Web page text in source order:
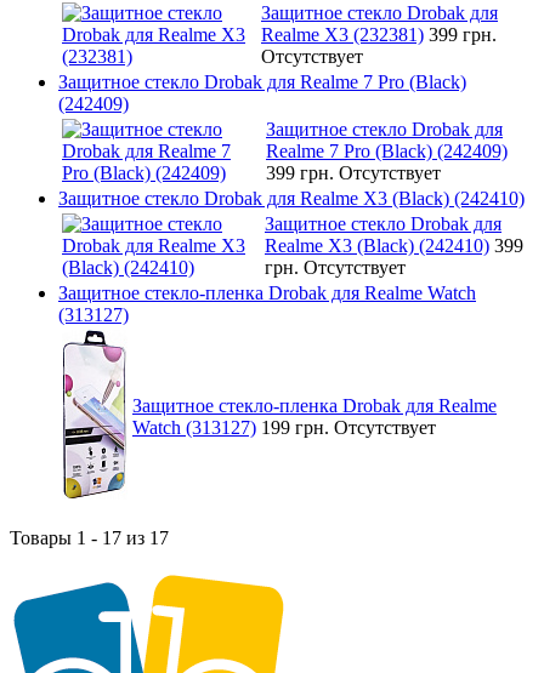
Защитное стекло Drobak для
Realme X3 (232381) 399 грн.
Отсутствует
Защитное стекло Drobak для Realme 7 Pro (Black)
(242409)
Защитное стекло Drobak для
Realme 7 Pro (Black) (242409)
399 грн. Отсутствует
Защитное стекло Drobak для Realme X3 (Black) (242410)
Защитное стекло Drobak для
Realme X3 (Black) (242410) 399
грн. Отсутствует
Защитное стекло-пленка Drobak для Realme Watch
(313127)
Защитное стекло-пленка Drobak для Realme
Watch (313127) 199 грн. Отсутствует
Товары 1 - 17 из 17